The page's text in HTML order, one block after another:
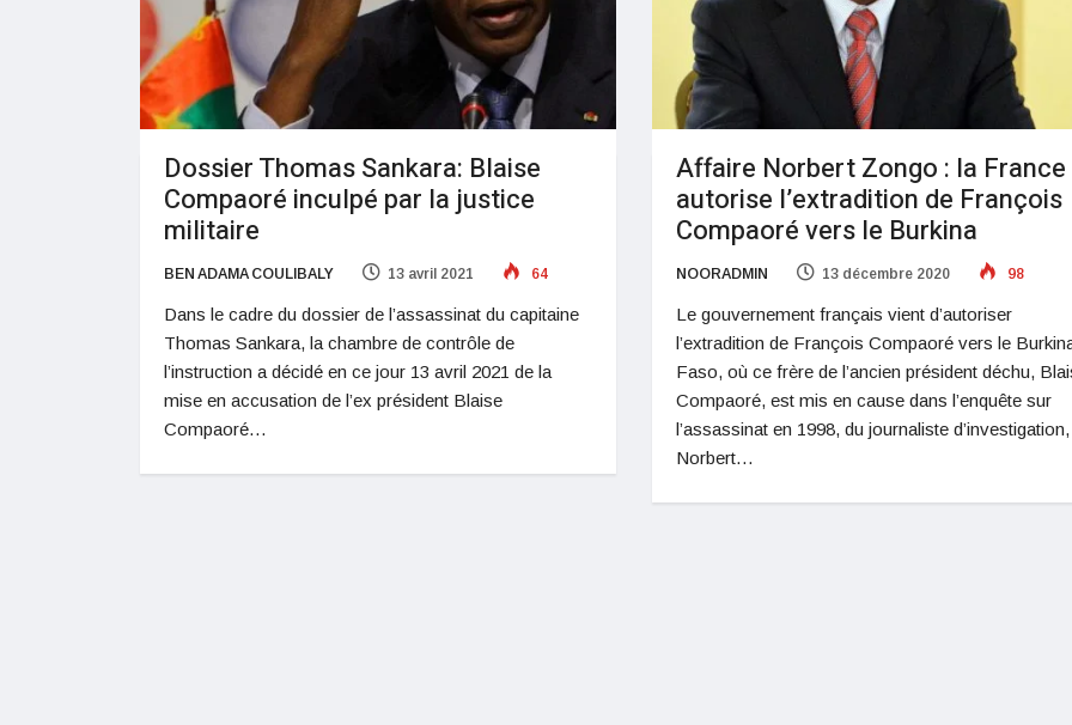
Dossier Thomas Sankara: Blaise
Compaoré inculpé par la justice
militaire
BEN ADAMA COULIBALY 13 avril 2021 64
Dans le cadre du dossier de l’assassinat du capitaine
Thomas Sankara, la chambre de contrôle de
l’instruction a décidé en ce jour 13 avril 2021 de la
mise en accusation de l’ex président Blaise
Compaoré…
Affaire Norbert Zongo : la France
autorise l’extradition de François
Compaoré vers le Burkina
NOORADMIN 13 décembre 2020 98
Le gouvernement français vient d’autoriser
l’extradition de François Compaoré vers le
Faso, où ce frère de l’ancien président déchu,
Compaoré, est mis en cause dans l’enquête sur
l’assassinat en 1998, du journaliste d’investigation,
Norbert…